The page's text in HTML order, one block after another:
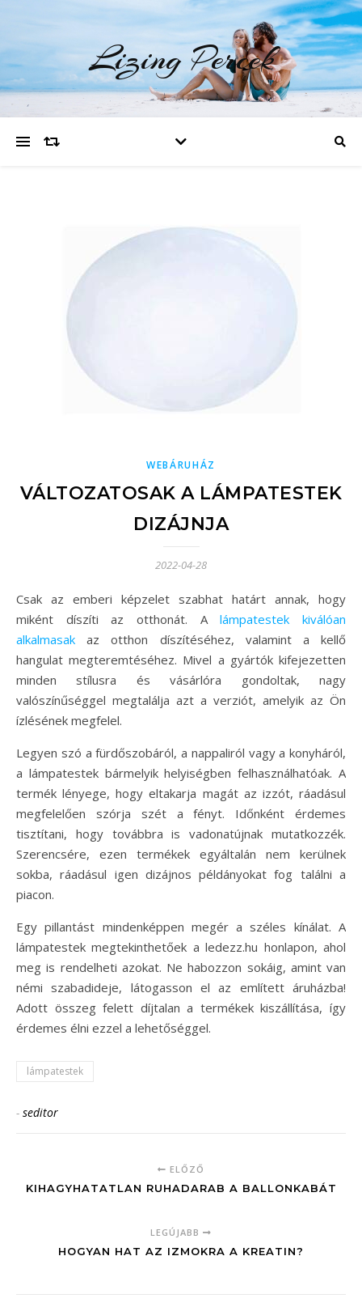
Lizing Percek
WEBÁRUHÁZ
VÁLTOZATOSAK A LÁMPATESTEK
DIZÁJNJA
2022-04-28
Csak az emberi képzelet szabhat határt annak, hogy
miként díszíti az otthonát. Alámpatestek kiválóan
alkalmasak az otthon díszítéséhez, valamint a kellő
hangulat megteremtéséhez. Mivel a gyártók kifejezetten
minden stílusra és vásárlóra gondoltak, nagy
valószínűséggel megtalálja azt a verziót, amelyik az Ön
ízlésének megfelel.
Legyen szó a fürdőszobáról, a nappaliról vagy a konyháról,
a lámpatestek bármelyik helyiségben felhasználhatóak. A
termék lényege, hogy eltakarja magát az izzót, ráadásul
megfelelően szórja szét a fényt. Időnként érdemes
tisztítani, hogy továbbra is vadonatújnak mutatkozzék.
Szerencsére, ezen termékek egyáltalán nem kerülnek
sokba, ráadásul igen dizájnos példányokat fog találni a
piacon.
Egy pillantást mindenképpen megér a széles kínálat. A
lámpatestek megtekinthetőek a ledezz.hu honlapon, ahol
meg is rendelheti azokat. Ne habozzon sokáig, amint van
némi szabadideje, látogasson el az említett áruházba!
Adott összeg felett díjtalan a termékek kiszállítása, így
érdemes élni ezzel a lehetőséggel.
lámpatestek
- seditor
ELŐZŐ
KIHAGYHATATLAN RUHADARAB A BALLONKABÁT
LEGÚJABB
HOGYAN HAT AZ IZMOKRA A KREATIN?